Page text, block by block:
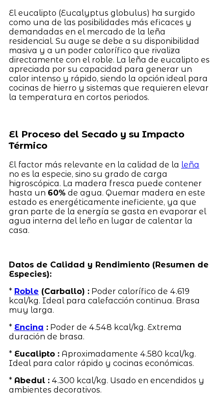
El eucalipto (Eucalyptus globulus) ha surgido
como una de las posibilidades más eficaces y
demandadas en el mercado de la leña
residencial. Su auge se debe a su disponibilidad
masiva y a un poder calorífico que rivaliza
directamente con el roble. La leña de eucalipto es
apreciada por su capacidad para generar un
calor intenso y rápido, siendo la opción ideal para
cocinas de hierro y sistemas que requieren elevar
la temperatura en cortos periodos.
El Proceso del Secado y su Impacto
Térmico
El factor más relevante en la calidad de la leña
no es la especie, sino su grado de carga
higroscópica. La madera fresca puede contener
hasta un 60% de agua. Quemar madera en este
estado es energéticamente ineficiente, ya que
gran parte de la energía se gasta en evaporar el
agua interna del leño en lugar de calentar la
casa.
Datos de Calidad y Rendimiento (Resumen de
Especies):
* Roble (Carballo) :Poder calorífico de 4.619
kcal/kg. Ideal para calefacción continua. Brasa
muy larga.
* Encina :Poder de 4.548 kcal/kg. Extrema
duración de brasa.
* Eucalipto :Aproximadamente 4.580 kcal/kg.
Ideal para calor rápido y cocinas económicas.
* Abedul :4.300 kcal/kg. Usado en encendidos y
ambientes decorativos.